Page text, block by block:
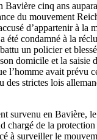
cinq ans
du mouvement
d’appartenir à la
été condamné à la
un policier et
domicile et la saisie
l’homme avait prévu
des strictes lois
survenu en Bavière,
chargé de la
à surveiller le